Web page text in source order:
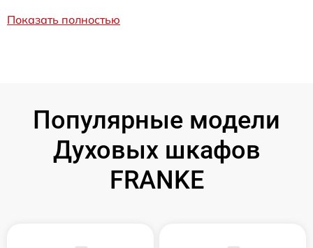
Показать полностью
Популярные модели
Духовых шкафов
FRANKE